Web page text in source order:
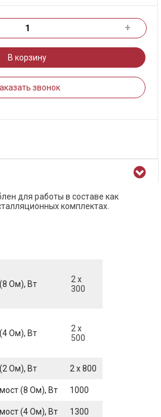
+
В корзину
звонок
для работы в составе как
комплектах.
Ом), Вт
2 x
300
Ом), Вт
2 x
500
Ом), Вт 2 x 800
(8 Ом), Вт 1000
(4 Ом), Вт 1300